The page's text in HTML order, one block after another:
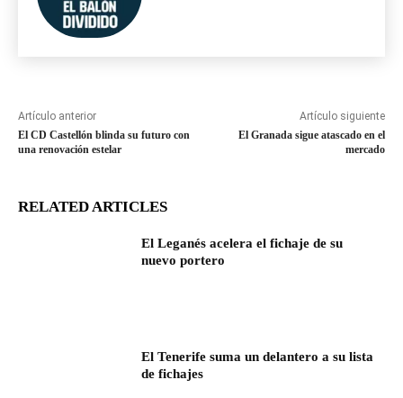
Artículo anterior
El CD Castellón blinda su futuro con
una renovación estelar
Artículo siguiente
El Granada sigue atascado en el
mercado
RELATED ARTICLES
El Leganés acelera el fichaje de su
nuevo portero
El Tenerife suma un delantero a su lista
de fichajes